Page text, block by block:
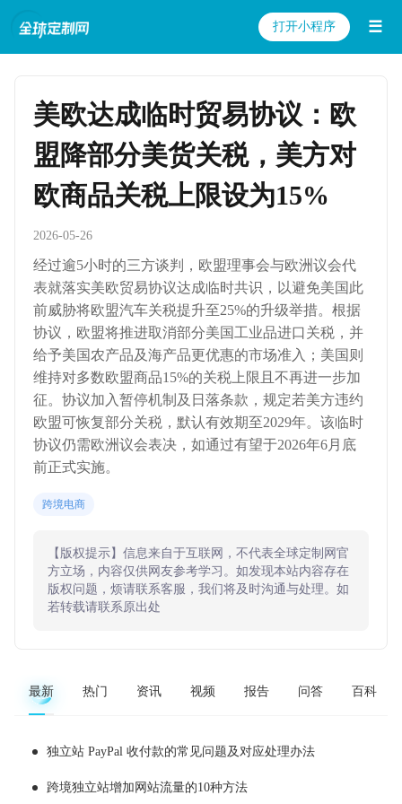
打开小程序 ☰
美欧达成临时贸易协议：欧
盟降部分美货关税，美方对
欧商品关税上限设为15%
2026-05-26
经过逾5小时的三方谈判，欧盟理事会与欧洲议会代
表就落实美欧贸易协议达成临时共识，以避免美国此
前威胁将欧盟汽车关税提升至25%的升级举措。根据
协议，欧盟将推进取消部分美国工业品进口关税，并
给予美国农产品及海产品更优惠的市场准入；美国则
维持对多数欧盟商品15%的关税上限且不再进一步加
征。协议加入暂停机制及日落条款，规定若美方违约
欧盟可恢复部分关税，默认有效期至2029年。该临时
协议仍需欧洲议会表决，如通过有望于2026年6月底
前正式实施。
跨境电商
【版权提示】信息来自于互联网，不代表全球定制网官
方立场，内容仅供网友参考学习。如发现本站内容存在
版权问题，烦请联系客服，我们将及时沟通与处理。如
若转载请联系原出处
最新 热门 资讯 视频 报告 问答 百科
独立站 PayPal 收付款的常见问题及对应处理办法
跨境独立站增加网站流量的10种方法